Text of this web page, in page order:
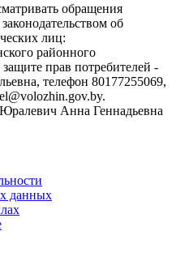
обращения
об
лиц:
районного
прав потребителей -
телефон 80177255069,
Анна Геннадьевна
данных